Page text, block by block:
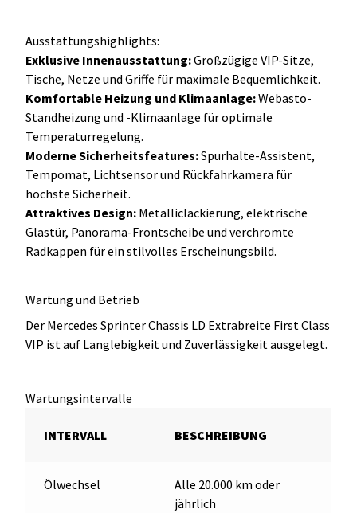
Ausstattungshighlights:
Exklusive Innenausstattung:Großzügige VIP-Sitze,
Tische, Netze und Griffe für maximale Bequemlichkeit.
Komfortable Heizung und Klimaanlage:Webasto-
Standheizung und -Klimaanlage für optimale
Temperaturregelung.
Moderne Sicherheitsfeatures:Spurhalte-Assistent,
Tempomat, Lichtsensor und Rückfahrkamera für
höchste Sicherheit.
Attraktives Design: Metalliclackierung, elektrische
Glastür, Panorama-Frontscheibe und verchromte
Radkappen für ein stilvolles Erscheinungsbild.
Wartung und Betrieb
Der Mercedes Sprinter Chassis LD Extrabreite First Class
VIP ist auf Langlebigkeit und Zuverlässigkeit ausgelegt.
Wartungsintervalle
INTERVALL BESCHREIBUNG
Ölwechsel
Alle 20.000 km oder
jährlich